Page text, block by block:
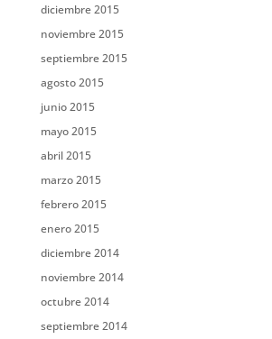
diciembre 2015
noviembre 2015
septiembre 2015
agosto 2015
junio 2015
mayo 2015
abril 2015
marzo 2015
febrero 2015
enero 2015
diciembre 2014
noviembre 2014
octubre 2014
septiembre 2014